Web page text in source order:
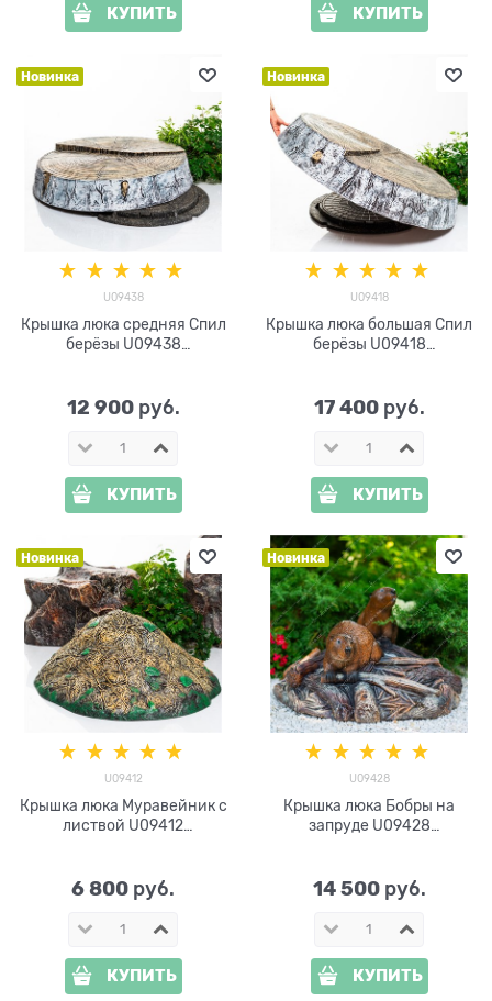
КУПИТЬ КУПИТЬ
Новинка
U09438
Крышка люка средняя Спил
берёзы U09438
12 900 руб.
КУПИТЬ
Новинка
U09418
Крышка люка большая Спил
берёзы U09418
17 400 руб.
КУПИТЬ
Новинка
U09412
Крышка люка Муравейник с
листвой U09412
6 800 руб.
КУПИТЬ
Новинка
U09428
Крышка люка Бобры на
запруде U09428
14 500 руб.
КУПИТЬ